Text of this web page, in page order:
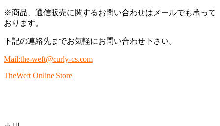
※商品、通信販売に関するお問い合わせはメールでも承って
おります。
下記の連絡先までお気軽にお問い合わせ下さい。
Mail:the-weft@curly-cs.com
TheWeft Online Store